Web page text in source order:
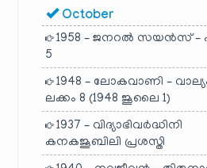
October
1958 – ജനറൽ സയൻസ് –
5
1948 – ലോകവാണി – വാല്യം
ലക്കം 8 (1948 ജൂലൈ 1)
1937 – വിദ്യാഭിവർദ്ധിനി
കനകജൂബിലി പ്രശസ്തി